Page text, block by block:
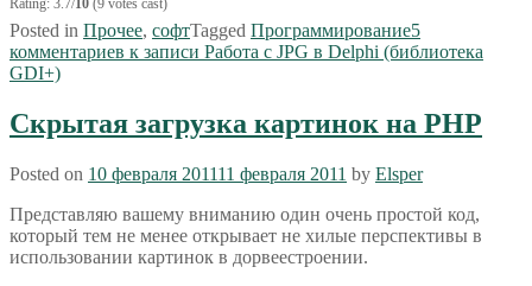
Rating: 3.7/10 (9 votes cast)
Posted in Прочее, софтTagged Программирование5
комментариев к записи Работа с JPG в Delphi (библиотека
GDI+)
Скрытая загрузка картинок на PHP
Posted on 10 февраля 201111 февраля 2011 by Elsper
Представляю вашему вниманию один очень простой код,
который тем не менее открывает не хилые перспективы в
использовании картинок в дорвеестроении.